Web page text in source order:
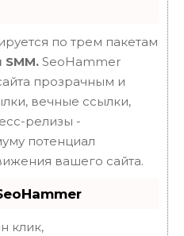
по трем пакетам
SMM. SeoHammer
прозрачным и
вечные ссылки,
релизы -
потенциал
вашего сайта.
клик,